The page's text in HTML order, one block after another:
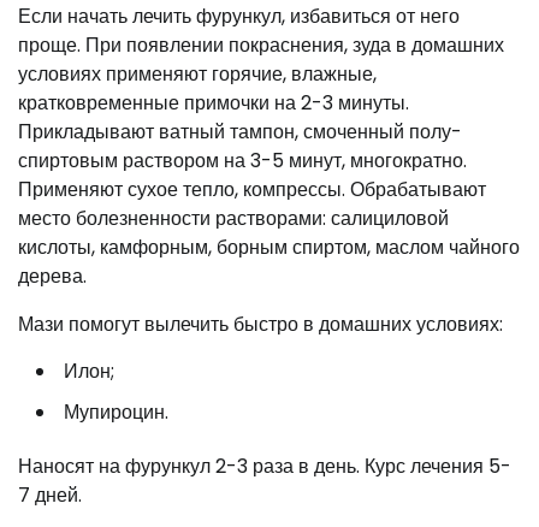
Если начать лечить фурункул, избавиться от него
проще. При появлении покраснения, зуда в домашних
условиях применяют горячие, влажные,
кратковременные примочки на 2-3 минуты.
Прикладывают ватный тампон, смоченный полу-
спиртовым раствором на 3-5 минут, многократно.
Применяют сухое тепло, компрессы. Обрабатывают
место болезненности растворами: салициловой
кислоты, камфорным, борным спиртом, маслом чайного
дерева.
Мази помогут вылечить быстро в домашних условиях:
Илон;
Мупироцин.
Наносят на фурункул 2-3 раза в день. Курс лечения 5-
7 дней.